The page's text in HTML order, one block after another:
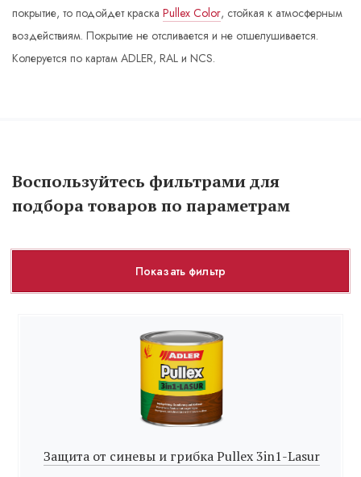
покрытие, то подойдет краска Pullex Color, стойкая к атмосферным
воздействиям. Покрытие не отсливается и не отшелушивается.
Колеруется по картам ADLER, RAL и NCS.
Воспользуйтесь фильтрами для
подбора товаров по параметрам
Показать фильтр
Защита от синевы и грибка Pullex 3in1-Lasur